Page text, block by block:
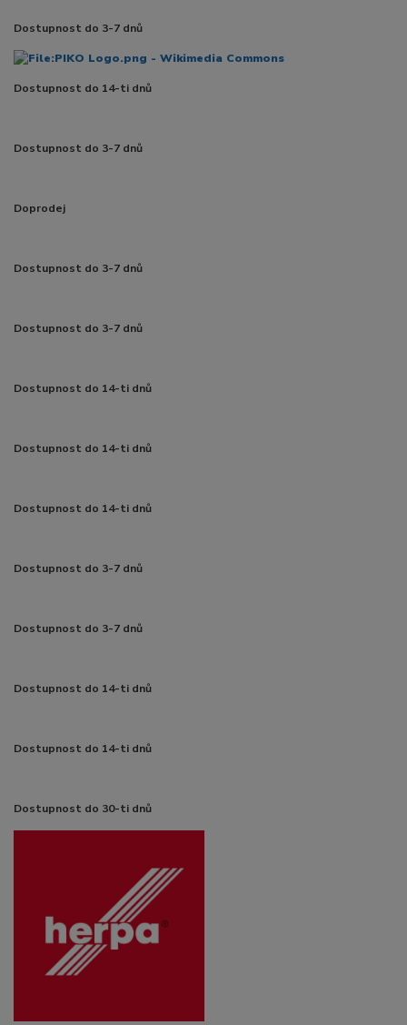
Dostupnost do 3-7 dnů
Dostupnost do 14-ti dnů
Dostupnost do 3-7 dnů
Doprodej
Dostupnost do 3-7 dnů
Dostupnost do 3-7 dnů
Dostupnost do 14-ti dnů
Dostupnost do 14-ti dnů
Dostupnost do 14-ti dnů
Dostupnost do 3-7 dnů
Dostupnost do 3-7 dnů
Dostupnost do 14-ti dnů
Dostupnost do 14-ti dnů
Dostupnost do 30-ti dnů